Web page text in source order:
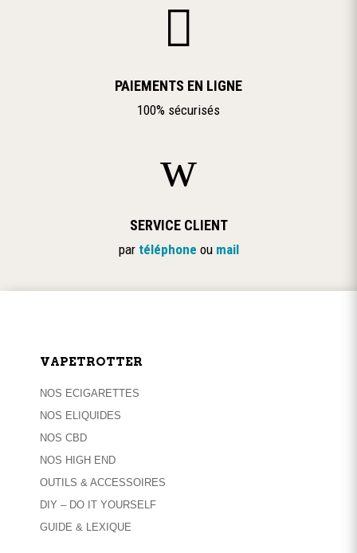

PAIEMENTS EN LIGNE
100% sécurisés
w
SERVICE CLIENT
par téléphone ou mail
VAPETROTTER
NOS ECIGARETTES
NOS ELIQUIDES
NOS CBD
NOS HIGH END
OUTILS & ACCESSOIRES
DIY – DO IT YOURSELF
GUIDE & LEXIQUE